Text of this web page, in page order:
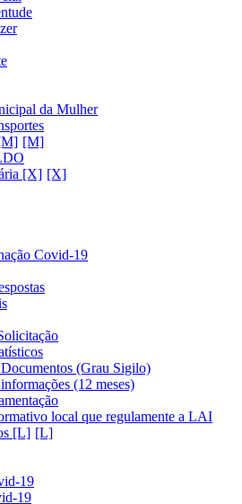
da Mulher
[X]
Covid-19
(Grau Sigilo)
(12 meses)
local que regulamente a LAI
[L]
19
19